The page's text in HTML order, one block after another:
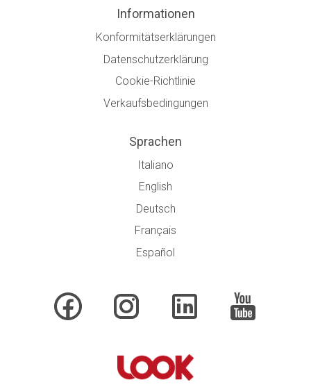
Informationen
Konformitätserklärungen
Datenschutzerklärung
Cookie-Richtlinie
Verkaufsbedingungen
Sprachen
Italiano
English
Deutsch
Français
Español